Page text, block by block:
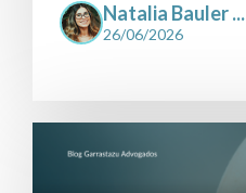
Natalia Bauler ...
26/06/2026